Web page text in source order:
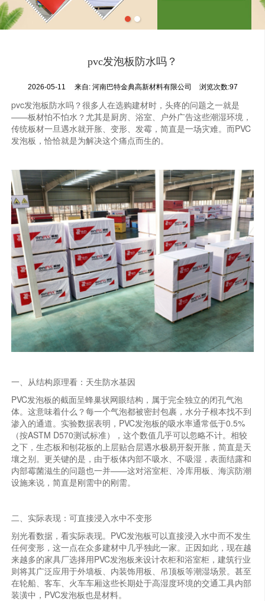
pvc发泡板防水吗？
2026-05-11 来自: 河南巴特金典高新材料有限公司 浏览次数:97
pvc发泡板防水吗？很多人在选购建材时，头疼的问题之一就是
——板材怕不怕水？尤其是厨房、浴室、户外广告这些潮湿环境，
传统板材一旦遇水就开胀、变形、发霉，简直是一场灾难。而PVC
发泡板，恰恰就是为解决这个痛点而生的。
一、从结构原理看：天生防水基因
PVC发泡板的截面呈蜂巢状网眼结构，属于完全独立的闭孔气泡
体。这意味着什么？每一个气泡都被密封包裹，水分子根本找不到
渗入的通道。实验数据表明，PVC发泡板的吸水率通常低于0.5%
（按ASTM D570测试标准），这个数值几乎可以忽略不计。相较
之下，生态板和刨花板的上层贴合层遇水极易开裂开胀，简直是天
壤之别。更关键的是，由于板体内部不吸水、不吸湿，表面结露和
内部霉菌滋生的问题也一并——这对浴室柜、冷库用板、海滨防潮
设施来说，简直是刚需中的刚需。
二、实际表现：可直接浸入水中不变形
别光看数据，看实际表现。PVC发泡板可以直接浸入水中而不发生
任何变形，这一点在众多建材中几乎独此一家。正因如此，现在越
来越多的家具厂选择用PVC发泡板来设计衣柜和浴室柜，建筑行业
则将其广泛应用于外墙板、内装饰用板、吊顶板等潮湿场景。甚至
在轮船、客车、火车车厢这些长期处于高湿度环境的交通工具内部
装潢中，PVC发泡板也是材料。